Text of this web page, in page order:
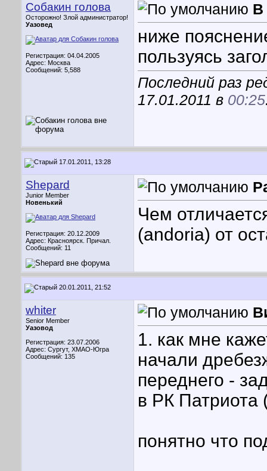
Собакин голова
Осторожно! Злой администратор!
Уазовед
Регистрация: 04.04.2005
Адрес: Москва
Сообщений: 5,588
В
ниже
пользуясь
Последний раз
17.01.2011 в 00:25
17.01.2011, 13:28
Shepard
Junior Member
Новенький
Регистрация: 20.12.2009
Адрес: Красноярск. Причал.
Сообщений: 11
Чем
(andoria) от
20.01.2011, 21:52
whiter
Senior Member
Уазовод
Регистрация: 23.07.2006
Адрес: Сургут, ХМАО-Югра
Сообщений: 135
1. как мне
начали
переднего -
в РК Патриота
понятно что